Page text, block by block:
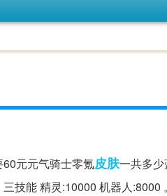
元元气骑士零氪皮肤一共多少
技能 精灵:10000 机器人:8000